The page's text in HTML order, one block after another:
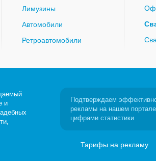
Лимузины
Автомобили
Ретроавтомобили
и
Подтверждаем
рекламы на нашем портале
цифрами статистики
Тарифы на рекламу